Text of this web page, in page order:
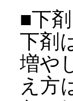
■下剤
下剤
増や
え方